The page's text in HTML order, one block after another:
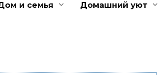
и семья Домашний уют